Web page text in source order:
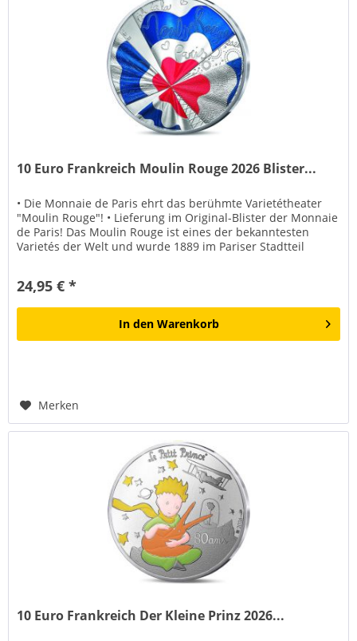
10 Euro Frankreich Moulin Rouge 2026 Blister...
• Die Monnaie de Paris ehrt das berühmte Varietétheater
"Moulin Rouge"! • Lieferung im Original-Blister der Monnaie
de Paris! Das Moulin Rouge ist eines der bekanntesten
Varietés der Welt und wurde 1889 im Pariser Stadtteil
24,95 € *
In den Warenkorb
Merken
10 Euro Frankreich Der Kleine Prinz 2026...